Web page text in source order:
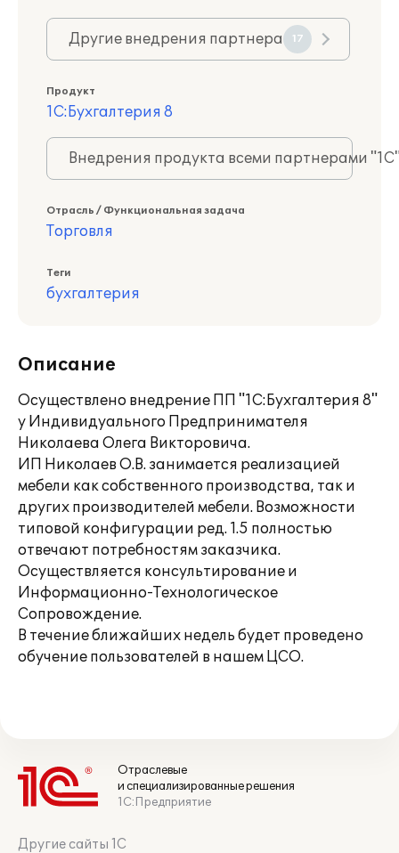
Другие внедрения партнера 17
Продукт
1С:Бухгалтерия 8
Внедрения продукта всеми партнерами
Отрасль / Функциональная задача
Торговля
Теги
бухгалтерия
Описание
Осуществлено внедрение ПП "1С:Бухгалтерия 8"
у Индивидуального Предпринимателя
Николаева Олега Викторовича.
ИП Николаев О.В. занимается реализацией
мебели как собственного производства, так и
других производителей мебели. Возможности
типовой конфигурации ред. 1.5 полностью
отвечают потребностям заказчика.
Осуществляется консультирование и
Информационно-Технологическое
Сопровождение.
В течение ближайших недель будет проведено
обучение пользователей в нашем ЦСО.
Отраслевые
и специализированные решения
1С:Предприятие
Другие сайты 1С